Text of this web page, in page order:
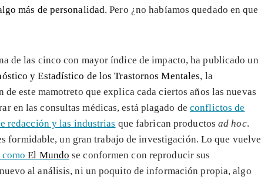
más de personalidad. Pero ¿no habíamos quedado en que
de las cinco con mayor índice de impacto, ha publicado un
y Estadístico de los Trastornos Mentales, la
este mamotreto que explica cada ciertos años las nuevas
en las consultas médicas, está plagado de conflictos de
redacción y las industrias que fabrican productosad hoc.
formidable, un gran trabajo de investigación. Lo que vuelve
comoEl Mundo se conformen con reproducir sus
al análisis, ni un poquito de información propia, algo